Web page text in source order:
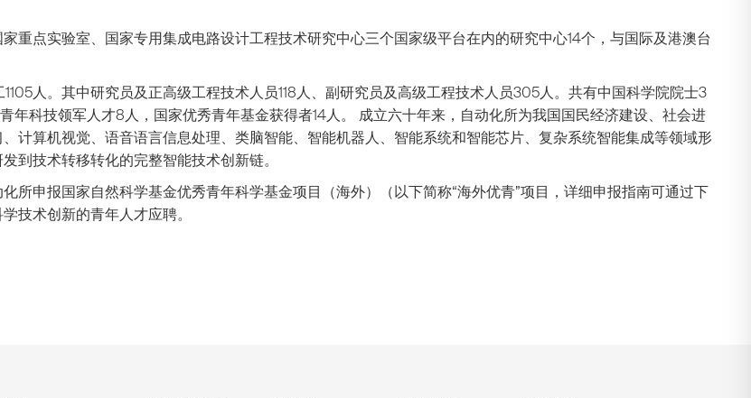
重点实验室、国家专用集成电路设计工程技术研究中心三个国家级平台在内的研究中心14个，与国际及港澳台
人。其中研究员及正高级工程技术人员118人、副研究员及高级工程技术人员305人。共有中国科学院院士3
年科技领军人才8人，国家优秀青年基金获得者14人。 成立六十年来，自动化所为我国国民经济建设、社会进
计算机视觉、语音语言信息处理、类脑智能、智能机器人、智能系统和智能芯片、复杂系统智能集成等领域形
到技术转移转化的完整智能技术创新链。
所申报国家自然科学基金优秀青年科学基金项目（海外）（以下简称“海外优青”项目，详细申报指南可通过下
技术创新的青年人才应聘。